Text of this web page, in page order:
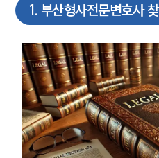
1. 부산형사전문변호사